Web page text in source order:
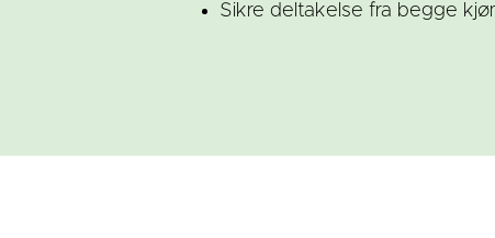
Sikre deltakelse fra begge